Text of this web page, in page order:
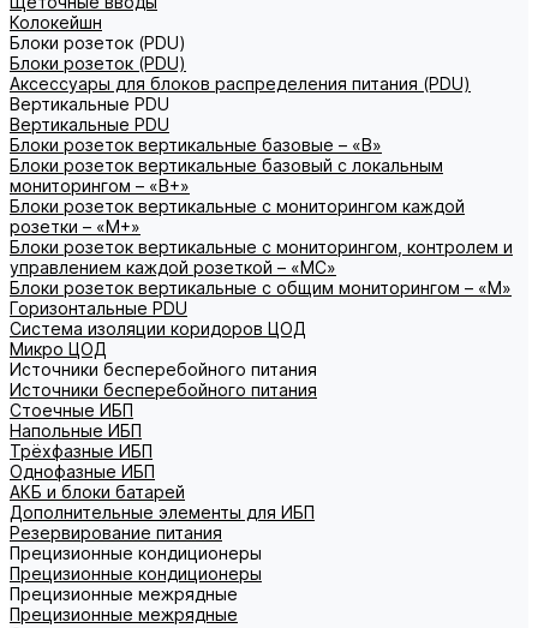
Колокейшн
Блоки розеток (PDU)
Блоки розеток (PDU)
Аксессуары для блоков распределения питания (PDU)
Вертикальные PDU
Вертикальные PDU
Блоки розеток вертикальные базовые – «В»
Блоки розеток вертикальные базовый с локальным
мониторингом – «В+»
Блоки розеток вертикальные с мониторингом каждой
розетки – «М+»
Блоки розеток вертикальные с мониторингом, контролем и
управлением каждой розеткой – «МС»
Блоки розеток вертикальные с общим мониторингом – «М»
Горизонтальные PDU
Система изоляции коридоров ЦОД
Микро ЦОД
Источники бесперебойного питания
Источники бесперебойного питания
Стоечные ИБП
Напольные ИБП
Трёхфазные ИБП
Однофазные ИБП
АКБ и блоки батарей
Дополнительные элементы для ИБП
Резервирование питания
Прецизионные кондиционеры
Прецизионные кондиционеры
Прецизионные межрядные
Прецизионные межрядные